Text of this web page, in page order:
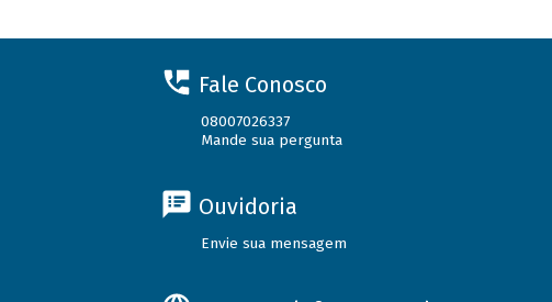
Fale Conosco
08007026337
Mande sua pergunta
Ouvidoria
Envie sua mensagem